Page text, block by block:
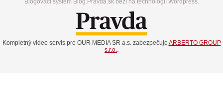
Blogovací systém Blog.Pravda.sk beží na technológií Wordpress.
Kompletný video servis pre OUR MEDIA SR a.s. zabezpečuje ARBERTO GROUP
s.r.o..